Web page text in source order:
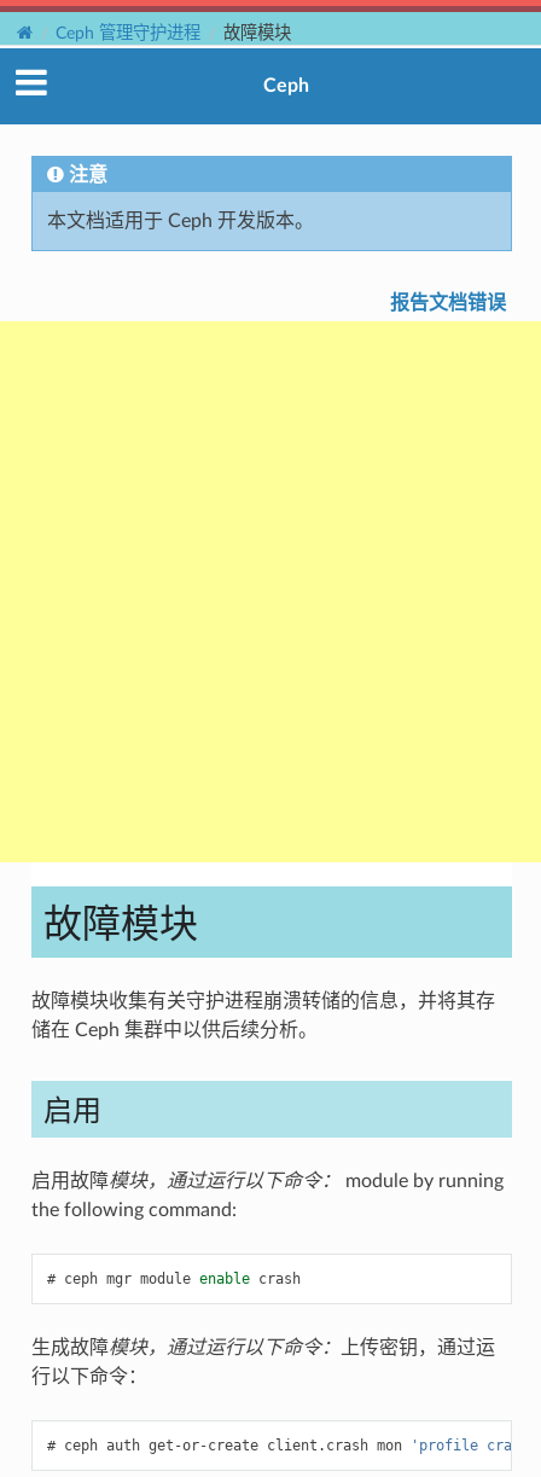
Ceph 管理守护进程 故障模块
Ceph
注意
本文档适用于 Ceph 开发版本。
报告文档错误
故障模块
故障模块收集有关守护进程崩溃转储的信息，并将其存
储在 Ceph 集群中以供后续分析。
启用
启用故障模块，通过运行以下命令：
module by running
the following command:
ceph mgr module enable crash
生成故障模块，通过运行以下命令：
上传密钥，通过运
行以下命令：
ceph auth get-or-create client.crash mon 'profile crash'